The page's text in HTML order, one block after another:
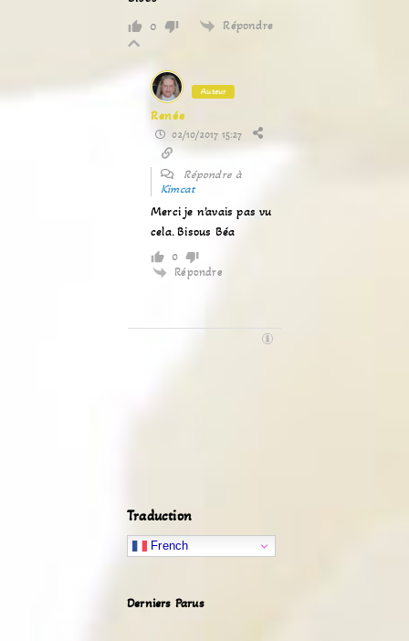
0 Répondre
Auteur
Renée
02/10/2017 15:27
Répondre à
Kimcat
Merci je n’avais pas vu
cela. Bisous Béa
0
Répondre
Traduction
French
Derniers Parus